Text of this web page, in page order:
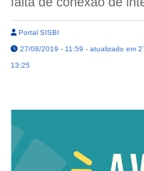
Portal SISBI
27/08/2019 - 11:59 - atualizado em
13:25